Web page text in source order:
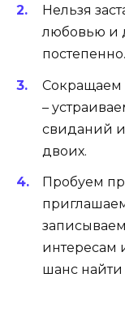
Нельзя
любовью и
постепенно.
Сокращаем
–
свиданий и
двоих.
Пробуем
интересам
шанс